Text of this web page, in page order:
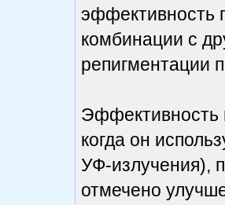
эффективность
комбинации с
репигментации
Эффективность
когда он
УФ-излучения),
отмечено